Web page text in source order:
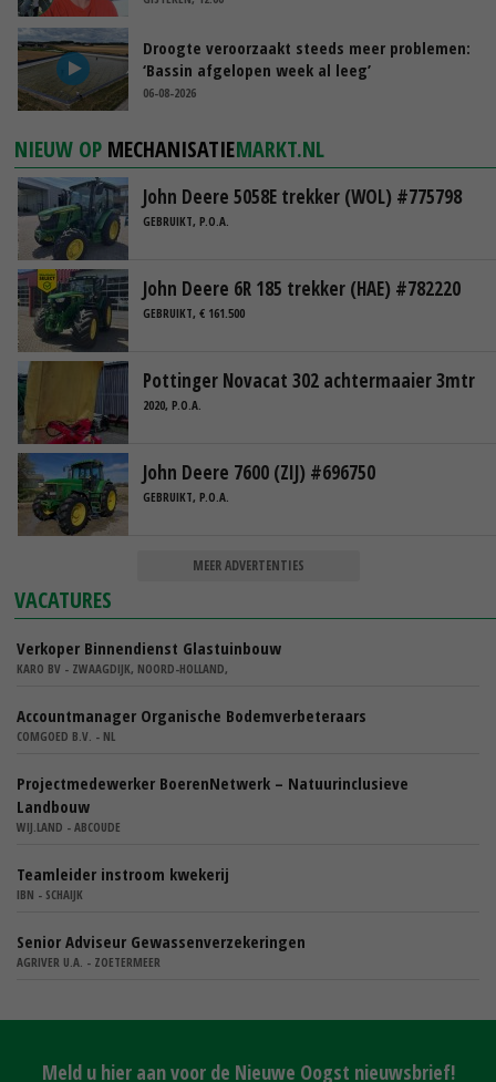
Droogte veroorzaakt steeds meer problemen:
‘Bassin afgelopen week al leeg’
06-08-2026
NIEUW OP MECHANISATIEMARKT.NL
John Deere 5058E trekker (WOL) #775798
GEBRUIKT, P.O.A.
John Deere 6R 185 trekker (HAE) #782220
GEBRUIKT, € 161.500
Pottinger Novacat 302 achtermaaier 3mtr
2020, P.O.A.
John Deere 7600 (ZIJ) #696750
GEBRUIKT, P.O.A.
MEER ADVERTENTIES
VACATURES
Verkoper Binnendienst Glastuinbouw
KARO BV - ZWAAGDIJK, NOORD-HOLLAND,
Accountmanager Organische Bodemverbeteraars
COMGOED B.V. - NL
Projectmedewerker BoerenNetwerk – Natuurinclusieve
Landbouw
WIJ.LAND - ABCOUDE
Teamleider instroom kwekerij
IBN - SCHAIJK
Senior Adviseur Gewassenverzekeringen
AGRIVER U.A. - ZOETERMEER
Meld u hier aan voor de Nieuwe Oogst nieuwsbrief!